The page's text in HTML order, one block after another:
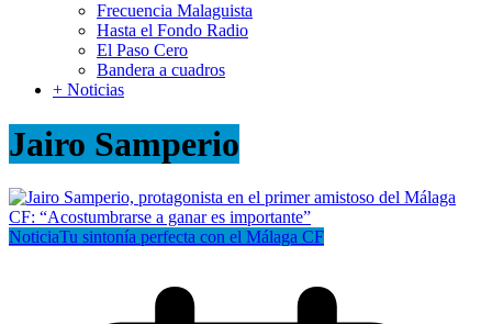
Frecuencia Malaguista
Hasta el Fondo Radio
El Paso Cero
Bandera a cuadros
+ Noticias
Jairo Samperio
NoticiaTu sintonía perfecta con el Málaga CF